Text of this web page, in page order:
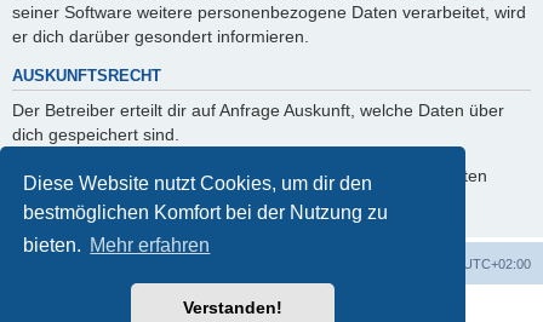
Diese Website nutzt Cookies, um dir den
bestmöglichen Komfort bei der Nutzung zu
bieten. Mehr erfahren
Verstanden!
seiner Software weitere personenbezogene Daten verarbeitet, wird
er dich darüber gesondert informieren.
AUSKUNFTSRECHT
Der Betreiber erteilt dir auf Anfrage Auskunft, welche Daten über
dich gespeichert sind.
Du kannst jederzeit die Löschung bzw. Sperrung deiner Daten
verlangen. Kontaktiere hierzu bitte den Betreiber.
UTC+02:00
Powered byphpBB® Forum Software © phpBB Limited